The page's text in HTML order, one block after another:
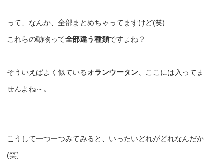
って、なんか、全部まとめちゃってますけど(笑)
これらの動物って全部違う種類ですよね？
そういえばよく似ているオランウータン 、ここには入ってま
せんよね～。
こうして一つ一つみてみると、いったいどれがどれなんだか
(笑)